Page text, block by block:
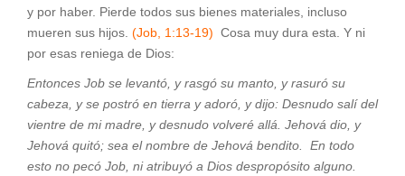
y por haber. Pierde todos sus bienes materiales, incluso
mueren sus hijos. (Job, 1:13-19) Cosa muy dura esta. Y ni
por esas reniega de Dios:
Entonces Job se levantó, y rasgó su manto, y rasuró su
cabeza, y se postró en tierra y adoró, y dijo: Desnudo salí del
vientre de mi madre, y desnudo volveré allá. Jehová dio, y
Jehová quitó; sea el nombre de Jehová bendito. En todo
esto no pecó Job, ni atribuyó a Dios despropósito alguno.